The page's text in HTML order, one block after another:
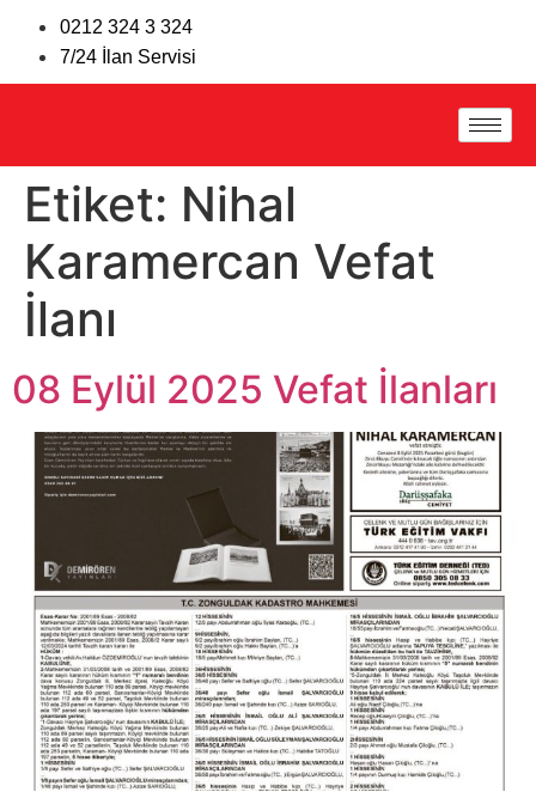
0212 324 3 324
7/24 İlan Servisi
Etiket: Nihal
Karamercan Vefat
İlanı
08 Eylül 2025 Vefat İlanları